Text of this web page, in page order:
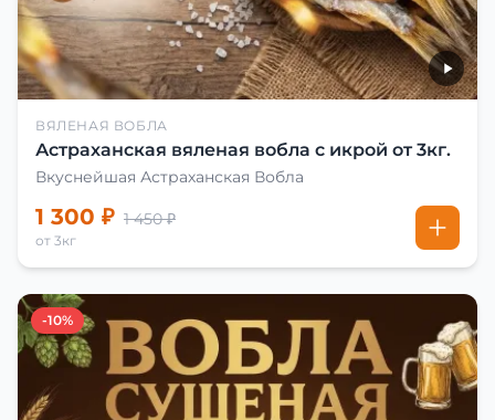
ВЯЛЕНАЯ ВОБЛА
Астраханская вяленая вобла с икрой от 3кг.
Вкуснейшая Астраханская Вобла
1 300 ₽ 1 450 ₽
от 3кг
-10%